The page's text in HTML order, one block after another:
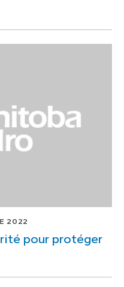
2022
pour protéger